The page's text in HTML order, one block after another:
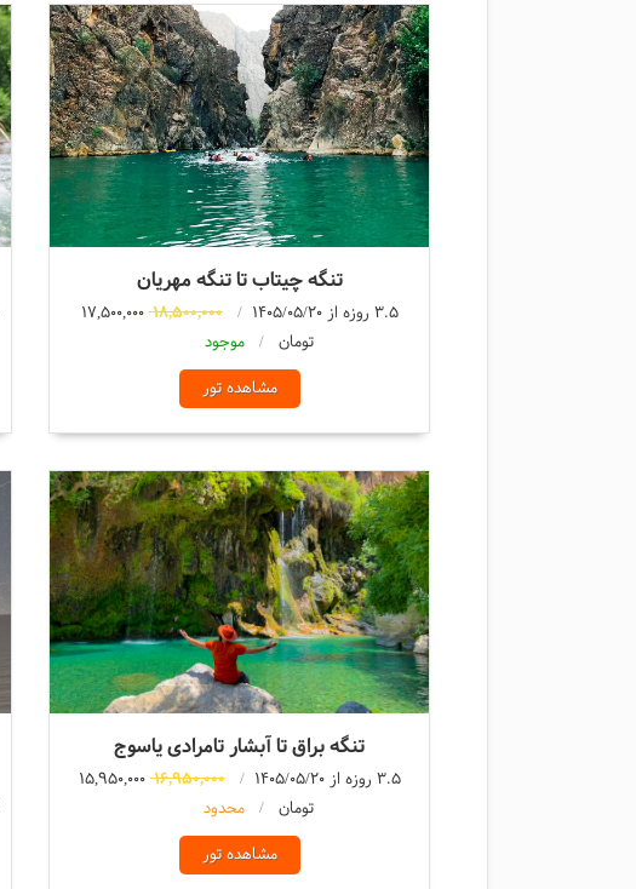
تنگه چیتاب تا تنگه مهریان
3.5 روزه از 1405/05/20 18,500,000
17,500,000
تومان
موجود
مشاهده تور
تنگه براق تا آبشار تامرادی یاسوج
3.5 روزه از 1405/05/20 16,950,000
15,950,000
تومان
محدود
مشاهده تور